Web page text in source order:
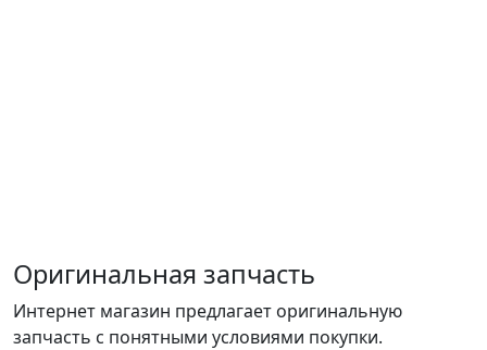
Оригинальная запчасть
Интернет магазин предлагает оригинальную
запчасть с понятными условиями покупки.